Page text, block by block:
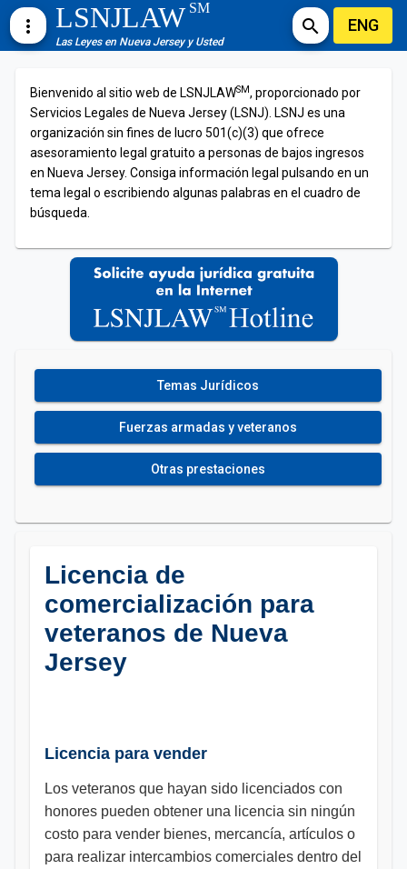
more_vert LSNJLAWSM
Las Leyes en Nueva Jersey y Usted
search ENG
Bienvenido al sitio web de LSNJLAWSM, proporcionado por
Servicios Legales de Nueva Jersey (LSNJ). LSNJ es una
organización sin fines de lucro 501(c)(3) que ofrece
asesoramiento legal gratuito a personas de bajos ingresos
en Nueva Jersey. Consiga información legal pulsando en un
tema legal o escribiendo algunas palabras en el cuadro de
búsqueda.
Temas Jurídicos
Fuerzas armadas y veteranos
Otras prestaciones
Licencia de
comercialización para
veteranos de Nueva
Jersey
Licencia para vender
Los veteranos que hayan sido licenciados con
honores pueden obtener una licencia sin ningún
costo para vender bienes, mercancía, artículos o
para realizar intercambios comerciales dentro del